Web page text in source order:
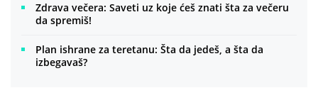
Zdrava večera: Saveti uz koje ćeš znati šta za večeru
da spremiš!
Plan ishrane za teretanu: Šta da jedeš, a šta da
izbegavaš?